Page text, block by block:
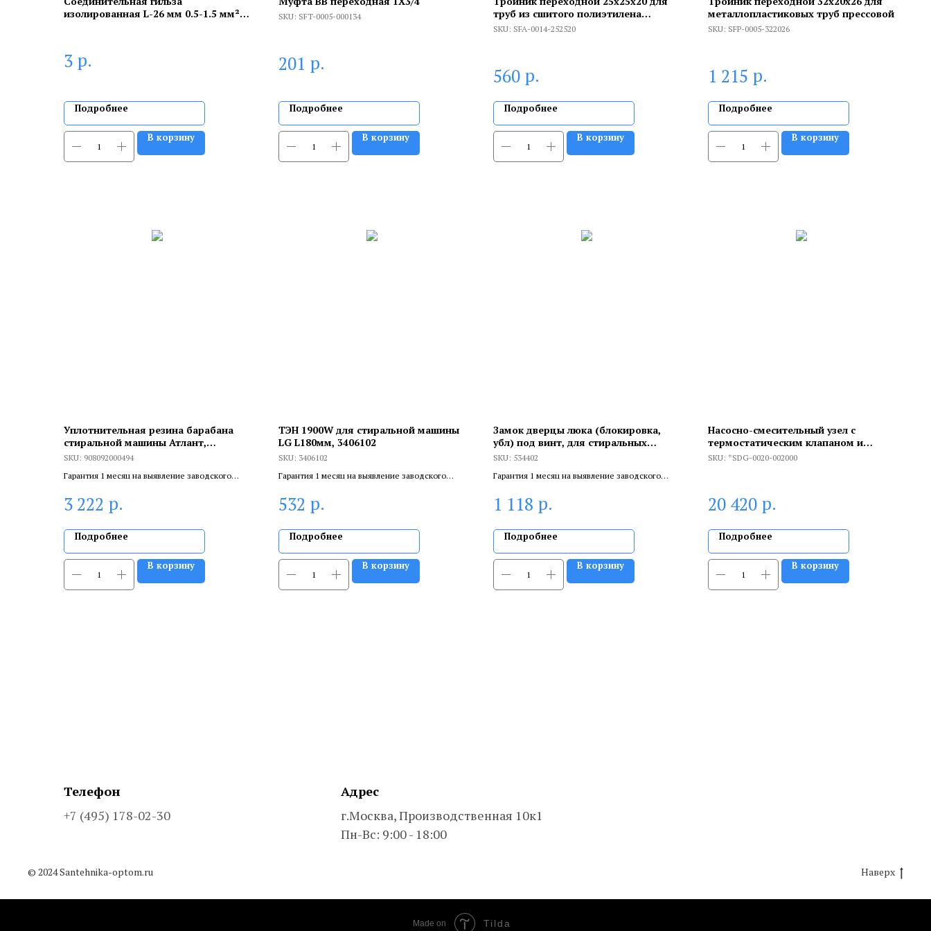
изолированная L-26 мм 0.5-1.5 мм²
3 р.
Подробнее
В корзину
SKU: SFT-0005-000134
201 р.
Подробнее
В корзину
труб из сшитого полиэтилена
аксиальный
SKU: SFA-0014-252520
560 р.
Подробнее
В корзину
металлопластиковых труб прессовой
SKU: SFP-0005-322026
1 215 р.
Подробнее
В корзину
Уплотнительная резина барабана
стиральной машины Атлант,
908092000494
SKU: 908092000494
Гарантия 1 месяц на выявление заводского
сертифицированный специалист.
3 222 р.
Подробнее
В корзину
ТЭН 1900W для стиральной машины
LG L180мм, 3406102
SKU: 3406102
Гарантия 1 месяц на выявление заводского
сертифицированный специалист.
532 р.
Подробнее
В корзину
Замок дверцы люка (блокировка,
убл) под винт, для стиральных
машин LG, EBF49827805,
SKU: 534402
Гарантия 1 месяц на выявление заводского
сертифицированный специалист.
1 118 р.
Подробнее
В корзину
Насосно-смесительный узел с
термостатическим клапаном и
байпасом, без насоса
SKU: *SDG-0020-002000
20 420 р.
Подробнее
В корзину
Телефон
+7 (495) 178-02-30
Адрес
г.Москва, Производственная 10к1
Пн-Вс: 9:00 - 18:00
© 2024 Santehnika-optom.ru Наверх
Made on Tilda